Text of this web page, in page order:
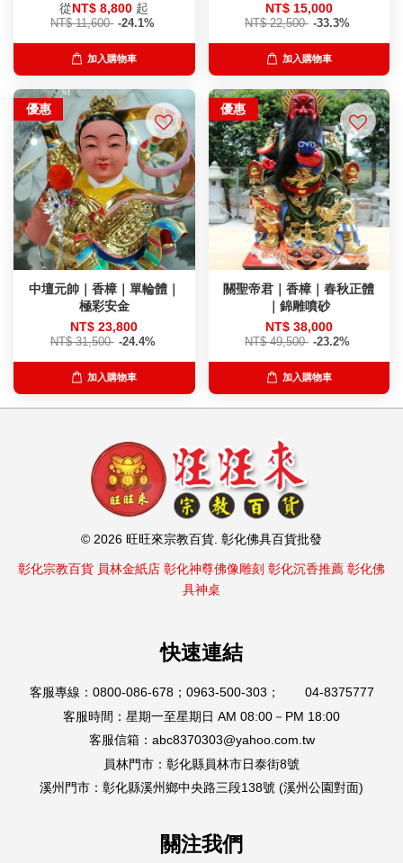
從NT$ 8,800 起
NT$ 11,600 -24.1%
加入購物車
NT$ 15,000
NT$ 22,500 -33.3%
加入購物車
優惠
中壇元帥｜香樟｜單輪體｜
極彩安金
NT$ 23,800
NT$ 31,500 -24.4%
加入購物車
優惠
關聖帝君｜香樟｜春秋正體
｜錦雕噴砂
NT$ 38,000
NT$ 49,500 -23.2%
加入購物車
© 2026 旺旺來宗教百貨. 彰化佛具百貨批發
彰化宗教百貨 員林金紙店 彰化神尊佛像雕刻 彰化沉香推薦 彰化佛
具神桌
快速連結
客服專線：0800-086-678；0963-500-303； 04-8375777
客服時間：星期一至星期日 AM 08:00－PM 18:00
客服信箱：abc8370303@yahoo.com.tw
員林門市：彰化縣員林市日泰街8號
溪州門市：彰化縣溪州鄉中央路三段138號 (溪州公園對面)
關注我們